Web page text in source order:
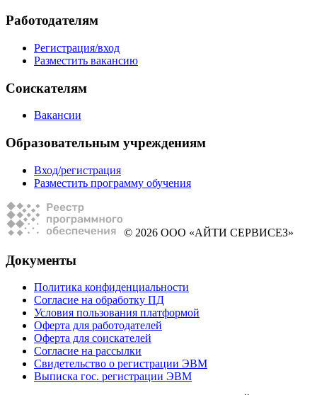
Работодателям
Регистрация/вход
Разместить вакансию
Соискателям
Вакансии
Образовательным учреждениям
Вход/регистрация
Разместить программу обучения
© 2026 ООО «АЙТИ СЕРВИСЕЗ»
Документы
Политика конфиденциальности
Согласие на обработку ПД
Условия пользования платформой
Оферта для работодателей
Оферта для соискателей
Согласие на рассылки
Свидетельство о регистрации ЭВМ
Выписка гос. регистрации ЭВМ